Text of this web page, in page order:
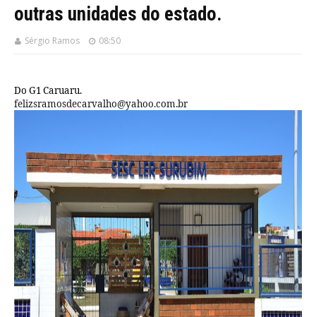
outras unidades do estado.
Sérgio Ramos 08:50
Do G1 Caruaru.
felizsramosdecarvalho@yahoo.com.br